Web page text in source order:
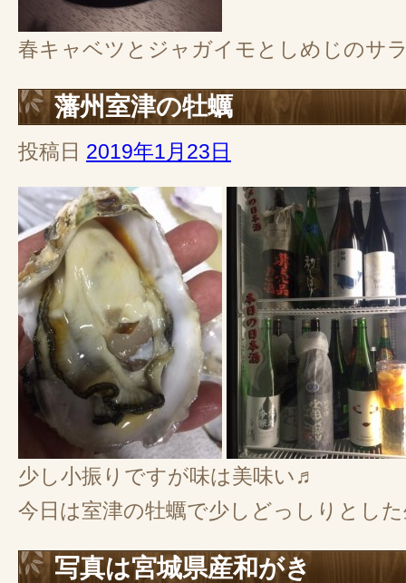
春キャベツとジャガイモとしめじのサ
藩州室津の牡蠣
投稿日 2019年1月23日
少し小振りですが味は美味い♬
今日は室津の牡蠣で少しどっしりとし
写真は宮城県産和がき